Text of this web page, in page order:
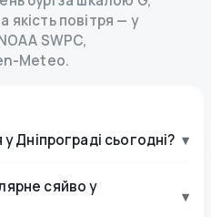
якість повітря — у
SWPC,
Meteo.
Дніпрограді сьогодні? ▾
сяйво у
▾